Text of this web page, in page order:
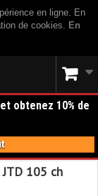
en ligne. En
de cookies. En
et obtenez 10% de
105 ch